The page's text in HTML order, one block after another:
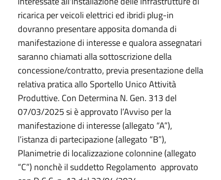
ricarica per veicoli elettrici ed ibridi plug-in
dovranno presentare apposita domanda di
manifestazione di interesse e qualora assegnatari
saranno chiamati alla sottoscrizione della
concessione/contratto, previa presentazione della
relativa pratica allo Sportello Unico Attività
Produttive. Con Determina N. Gen. 313 del
07/03/2025 si è approvato l’Avviso per la
manifestazione di interesse (allegato “A”),
l’istanza di partecipazione (allegato “B”),
Planimetrie di localizzazione colonnine (allegato
“C”) nonchè il suddetto Regolamento approvato